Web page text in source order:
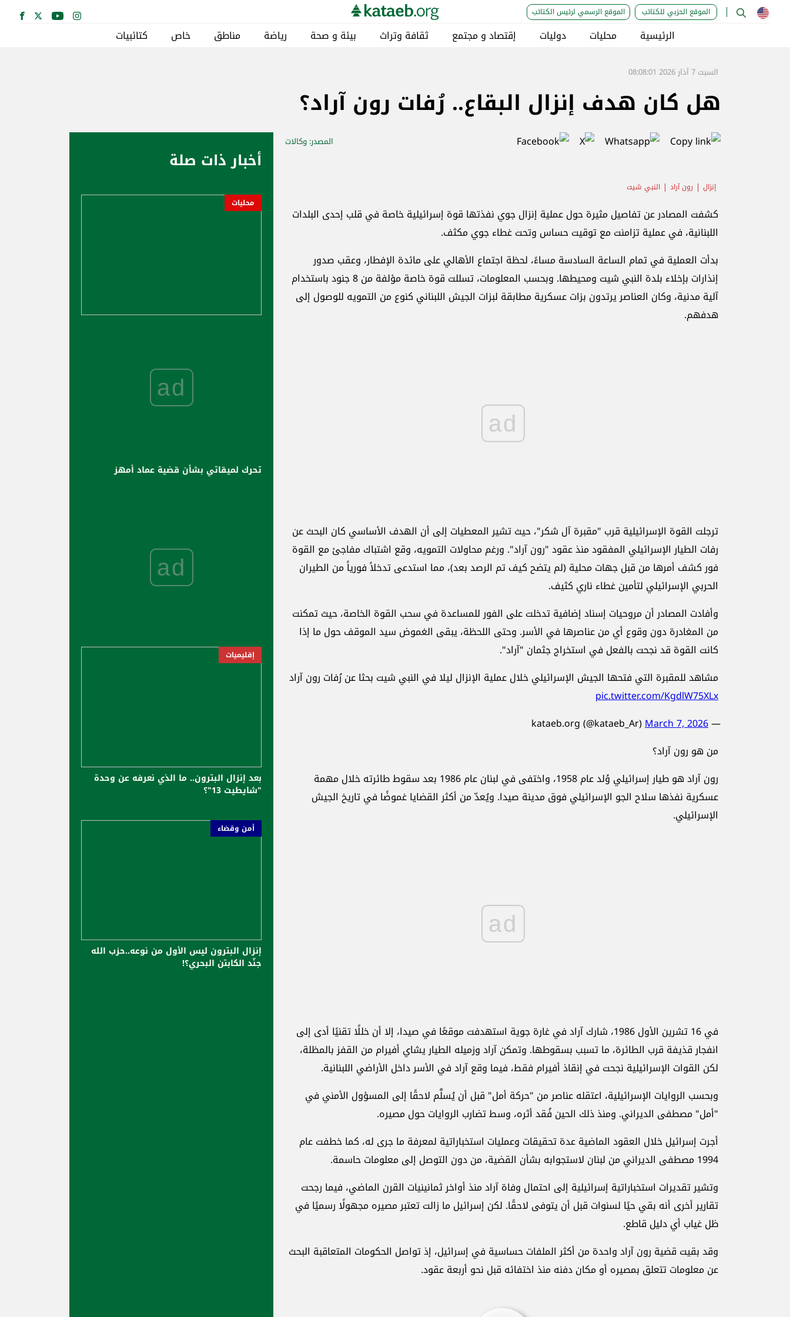
الموقع الحزبي للكتائب الموقع الرسمي لرئيس الكتائب
الرئيسية محليات دوليات إقتصاد و مجتمع ثقافة وتراث بيئة و صحة رياضة مناطق خاص كتائبيات
السبت 7 آذار 2026 08:08:01
هل كان هدف إنزال البقاع.. رُفات رون آراد؟
المصدر: وكالات
إنزال رون آراد النبي شيت
كشفت المصادر عن تفاصيل مثيرة حول عملية إنزال جوي نفذتها قوة إسرائيلية خاصة في قلب إحدى البلدات
اللبنانية، في عملية تزامنت مع توقيت حساس وتحت غطاء جوي مكثف.
بدأت العملية في تمام الساعة السادسة مساءً، لحظة اجتماع الأهالي على مائدة الإفطار، وعقب صدور
إنذارات بإخلاء بلدة النبي شيت ومحيطها. وبحسب المعلومات، تسللت قوة خاصة مؤلفة من 8 جنود باستخدام
آلية مدنية، وكان العناصر يرتدون بزات عسكرية مطابقة لبزات الجيش اللبناني كنوع من التمويه للوصول إلى
هدفهم.
ad
ترجلت القوة الإسرائيلية قرب "مقبرة آل شكر"، حيث تشير المعطيات إلى أن الهدف الأساسي كان البحث عن
رفات الطيار الإسرائيلي المفقود منذ عقود "رون آراد". ورغم محاولات التمويه، وقع اشتباك مفاجئ مع القوة
فور كشف أمرها من قبل جهات محلية (لم يتضح كيف تم الرصد بعد)، مما استدعى تدخلاً فورياً من الطيران
الحربي الإسرائيلي لتأمين غطاء ناري كثيف.
وأفادت المصادر أن مروحيات إسناد إضافية تدخلت على الفور للمساعدة في سحب القوة الخاصة، حيث تمكنت
من المغادرة دون وقوع أي من عناصرها في الأسر. وحتى اللحظة، يبقى الغموض سيد الموقف حول ما إذا
كانت القوة قد نجحت بالفعل في استخراج جثمان "آراد".
مشاهد للمقبرة التي فتحها الجيش الإسرائيلي خلال عملية الإنزال ليلا في النبي شيت بحثا عن رُفات رون آراد
pic.twitter.com/KgdlW75XLx
— kataeb.org (@kataeb_Ar)
March 7, 2026
من هو رون آراد؟
رون آراد هو طيار إسرائيلي وُلد عام 1958، واختفى في لبنان عام 1986 بعد سقوط طائرته خلال مهمة
عسكرية نفذها سلاح الجو الإسرائيلي فوق مدينة صيدا. ويُعدّ من أكثر القضايا غموضًا في تاريخ الجيش
الإسرائيلي.
ad
في 16 تشرين الأول 1986، شارك آراد في غارة جوية استهدفت موقعًا في صيدا، إلا أن خللًا تقنيًا أدى إلى
انفجار قذيفة قرب الطائرة، ما تسبب بسقوطها. وتمكن آراد وزميله الطيار يشاي أفيرام من القفز بالمظلة،
لكن القوات الإسرائيلية نجحت في إنقاذ أفيرام فقط، فيما وقع آراد في الأسر داخل الأراضي اللبنانية.
وبحسب الروايات الإسرائيلية، اعتقله عناصر من "حركة أمل" قبل أن يُسلَّم لاحقًا إلى المسؤول الأمني في
"أمل" مصطفى الديراني. ومنذ ذلك الحين فُقد أثره، وسط تضارب الروايات حول مصيره.
أجرت إسرائيل خلال العقود الماضية عدة تحقيقات وعمليات استخباراتية لمعرفة ما جرى له، كما خطفت عام
1994 مصطفى الديراني من لبنان لاستجوابه بشأن القضية، من دون التوصل إلى معلومات حاسمة.
وتشير تقديرات استخباراتية إسرائيلية إلى احتمال وفاة آراد منذ أواخر ثمانينيات القرن الماضي، فيما رجحت
تقارير أخرى أنه بقي حيًا لسنوات قبل أن يتوفى لاحقًا. لكن إسرائيل ما زالت تعتبر مصيره مجهولًا رسميًا في
ظل غياب أي دليل قاطع.
وقد بقيت قضية رون آراد واحدة من أكثر الملفات حساسية في إسرائيل، إذ تواصل الحكومات المتعاقبة البحث
عن معلومات تتعلق بمصيره أو مكان دفنه منذ اختفائه قبل نحو أربعة عقود.
أخبار ذات صلة
محليات
ad
تحرك لميقاتي بشأن قضية عماد أمهز
ad
إقليميات
بعد إنزال البترون.. ما الذي نعرفه عن وحدة
"شايطيت 13"؟
أمن وقضاء
إنزال البترون ليس الأول من نوعه..حزب الله
جنّد الكابتن البحري؟!